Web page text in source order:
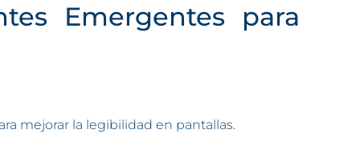
Emergentes para
mejorar la legibilidad en pantallas.